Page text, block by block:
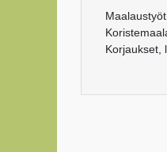
Korjaukset,